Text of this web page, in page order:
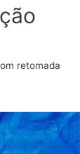
retomada